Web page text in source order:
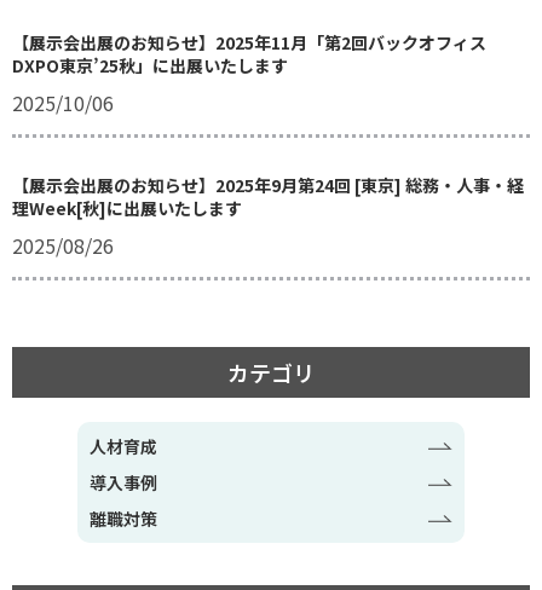
【展示会出展のお知らせ】2025年11月「第2回バックオフィス
DXPO東京’25秋」に出展いたします
2025/10/06
【展示会出展のお知らせ】2025年9月第24回 [東京] 総務・人事・経
理Week[秋]に出展いたします
2025/08/26
カテゴリ
人材育成
導入事例
離職対策